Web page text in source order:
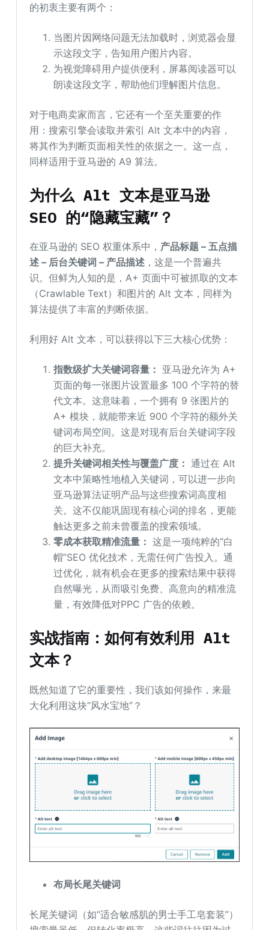
的初衷主要有两个：
当图片因网络问题无法加载时，浏览器会显
示这段文字，告知用户图片内容。
为视觉障碍用户提供便利，屏幕阅读器可以
朗读这段文字，帮助他们理解图片信息。
对于电商卖家而言，它还有一个至关重要的作
用：搜索引擎会读取并索引 Alt 文本中的内容，
将其作为判断页面相关性的依据之一。这一点，
同样适用于亚马逊的 A9 算法。
为什么 Alt 文本是亚马逊
SEO 的“隐藏宝藏”？
在亚马逊的 SEO 权重体系中， 产品标题– 五点描
述– 后台关键词– 产品描述 ，这是一个普遍共
识。但鲜为人知的是，A+ 页面中可被抓取的文本
（Crawlable Text）和图片的 Alt 文本，同样为
算法提供了丰富的判断依据。
利用好 Alt 文本，可以获得以下三大核心优势：
指数级扩大关键词容量： 亚马逊允许为 A+
页面的每一张图片设置最多 100 个字符的替
代文本。这意味着，一个拥有 9 张图片的
A+ 模块，就能带来近 900 个字符的额外关
键词布局空间。这是对现有后台关键词字段
的巨大补充。
提升关键词相关性与覆盖广度： 通过在 Alt
文本中策略性地植入关键词，可以进一步向
亚马逊算法证明产品与这些搜索词高度相
关。这不仅能巩固现有核心词的排名，更能
触达更多之前未曾覆盖的搜索领域。
零成本获取精准流量： 这是一项纯粹的“白
帽”SEO 优化技术，无需任何广告投入。通
过优化，就有机会在更多的搜索结果中获得
自然曝光，从而吸引免费、高意向的精准流
量，有效降低对PPC 广告的依赖。
实战指南：如何有效利用 Alt
文本？
既然知道了它的重要性，我们该如何操作，来最
大化利用这块“风水宝地”？
布局长尾关键词
长尾关键词（如“适合敏感肌的男士手工皂套装”）